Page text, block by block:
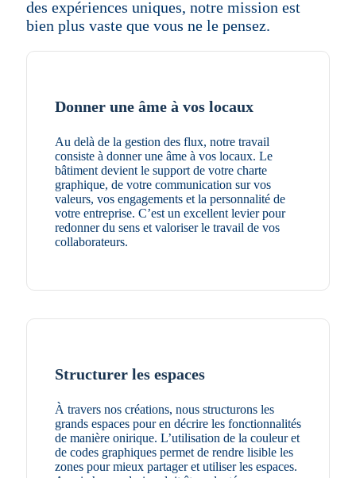
des expériences uniques, notre mission est
bien plus vaste que vous ne le pensez.
Donner une âme à vos locaux
Au delà de la gestion des flux, notre travail
consiste à donner une âme à vos locaux. Le
bâtiment devient le support de votre charte
graphique, de votre communication sur vos
valeurs, vos engagements et la personnalité de
votre entreprise. C’est un excellent levier pour
redonner du sens et valoriser le travail de vos
collaborateurs.
Structurer les espaces
À travers nos créations, nous structurons les
grands espaces pour en décrire les fonctionnalités
de manière onirique. L’utilisation de la couleur et
de codes graphiques permet de rendre lisible les
zones pour mieux partager et utiliser les espaces.